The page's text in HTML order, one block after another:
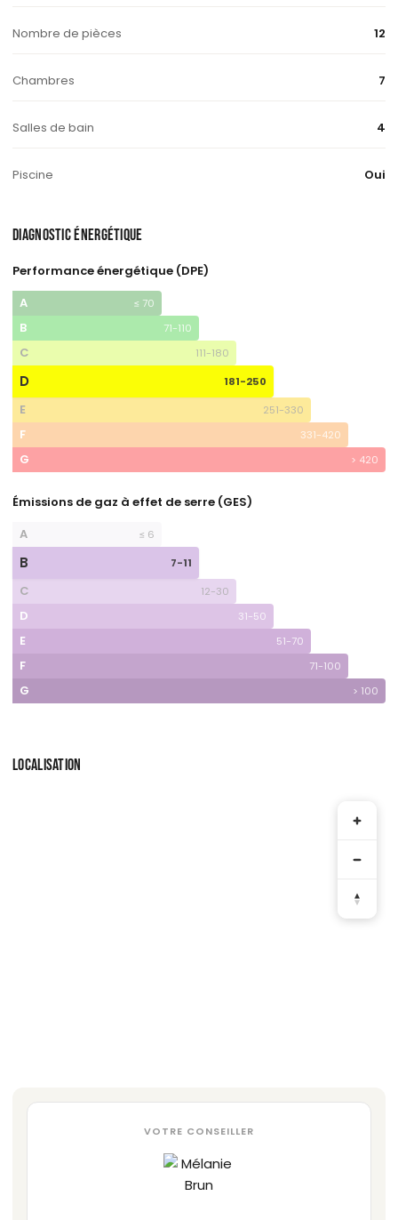
Nombre de pièces 12
Chambres 7
Salles de bain 4
Piscine Oui
DIAGNOSTIC ÉNERGÉTIQUE
Performance énergétique (DPE)
A
≤ 70
B 71-110
C 111-180
D 181-250
E 251-330
F 331-420
G > 420
Émissions de gaz à effet de serre (GES)
A
≤ 6
B 7-11
C 12-30
D 31-50
E 51-70
F 71-100
G > 100
LOCALISATION
VOTRE CONSEILLER